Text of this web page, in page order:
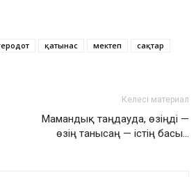
қатынас мектеп
сақтар
Келесі материал
Мамандық таңдауда, өзіңді —
өзің танысаң — істің басы…